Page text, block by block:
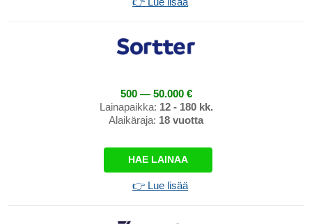
500 — 50.000 €
Lainapaikka: 12 - 180 kk.
Alaikäraja: 18 vuotta
HAE LAINAA
👉 Lue lisää